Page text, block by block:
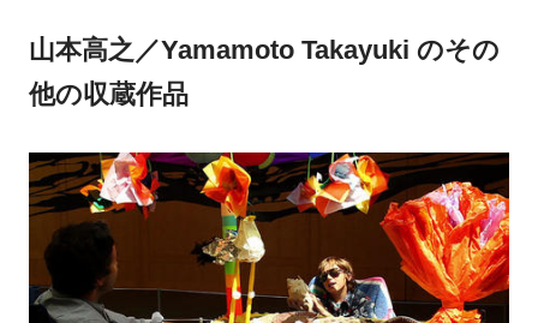
山本高之／Yamamoto Takayuki のその
他の収蔵作品